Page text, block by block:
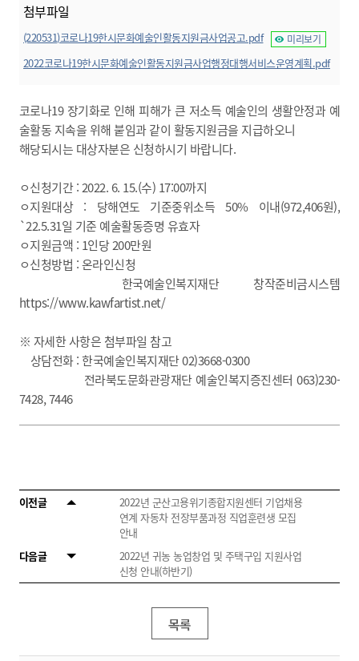
첨부파일
(220531)코로나19한시문화예술인활동지원금사업공고.pdf 미리보기
2022코로나19한시문화예술인활동지원금사업행정대행서비스운영계획.pdf
코로나19 장기화로 인해 피해가 큰 저소득 예술인의 생활안정과 예
술활동 지속을 위해 붙임과 같이 활동지원금을 지급하오니
해당되시는 대상자분은 신청하시기 바랍니다.
ㅇ신청기간 : 2022. 6. 15.(수) 17:00까지
ㅇ지원대상 : 당해연도 기준중위소득 50% 이내(972,406원),
`22.5.31일 기준 예술활동증명 유효자
ㅇ지원금액 : 1인당 200만원
ㅇ신청방법 : 온라인신청
한국예술인복지재단 창작준비금시스템
https://www.kawfartist.net/
※ 자세한 사항은 첨부파일 참고
상담전화 : 한국예술인복지재단 02)3668-0300
전라북도문화관광재단 예술인복지증진센터 063)230-
7428, 7446
이전글
2022년 군산고용위기종합지원센터 기업채용
연계 자동차 전장부품과정 직업훈련생 모집
안내
다음글
2022년 귀농 농업창업 및 주택구입 지원사업
신청 안내(하반기)
목록